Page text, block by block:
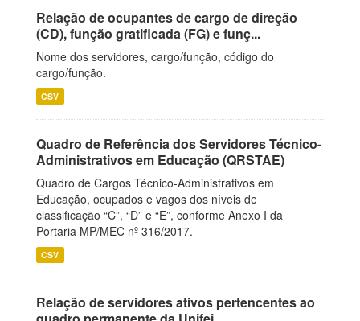
Relação de ocupantes de cargo de direção
(CD), função gratificada (FG) e funç...
Nome dos servidores, cargo/função, código do
cargo/função.
CSV
Quadro de Referência dos Servidores Técnico-
Administrativos em Educação (QRSTAE)
Quadro de Cargos Técnico-Administrativos em
Educação, ocupados e vagos dos níveis de
classificação “C”, “D” e “E”, conforme Anexo I da
Portaria MP/MEC nº 316/2017.
CSV
Relação de servidores ativos pertencentes ao